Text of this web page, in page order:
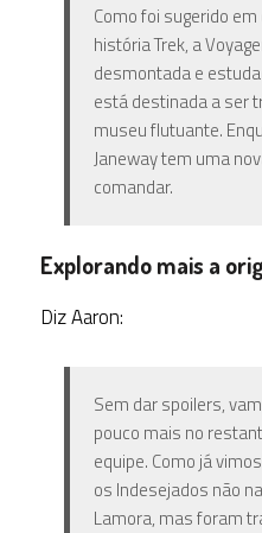
Como foi sugerido
história Trek, a
desmontada e
está destinada a ser
museu flutuante.
Janeway tem uma
comandar.
Explorando mais a
Diz Aaron:
Sem dar spoilers,
pouco mais no
equipe. Como já
os Indesejados não
Lamora, mas foram